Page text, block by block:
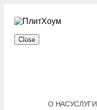
Close
О НАСУСЛУГИ